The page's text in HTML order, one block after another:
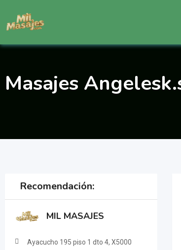
contenido
Masajes
Recomendación:
MIL MASAJES
Ayacucho 195 piso 1 dto 4, X5000